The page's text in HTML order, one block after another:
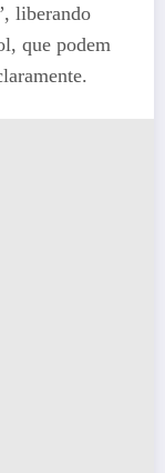
liberando
que podem